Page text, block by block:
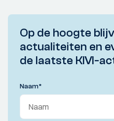
Op de hoogte
actualiteiten en
de laatste KIVI-
Naam*